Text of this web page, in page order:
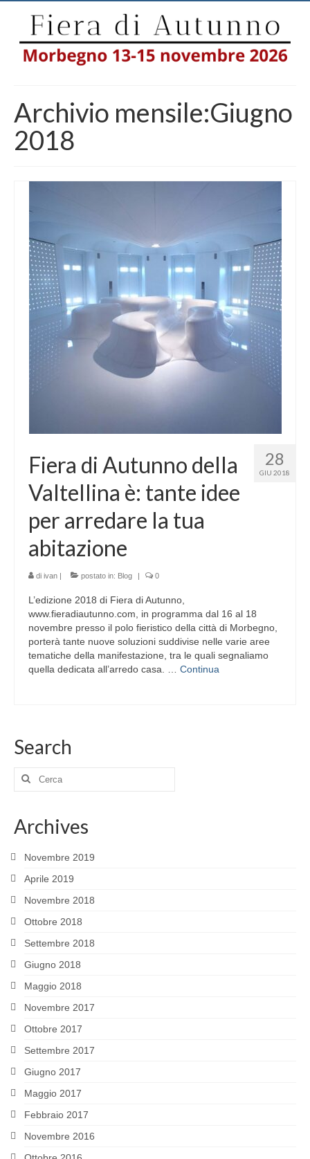
Archivio mensile:Giugno
2018
28
GIU 2018
Fiera di Autunno della
Valtellina è: tante idee
per arredare la tua
abitazione
di ivan | postato in: Blog | 0
L’edizione 2018 di Fiera di Autunno,
www.fieradiautunno.com, in programma dal 16 al 18
novembre presso il polo fieristico della città di Morbegno,
porterà tante nuove soluzioni suddivise nelle varie aree
tematiche della manifestazione, tra le quali segnaliamo
quella dedicata all’arredo casa. … Continua
Search
Cerca:
Archives
Novembre 2019
Aprile 2019
Novembre 2018
Ottobre 2018
Settembre 2018
Giugno 2018
Maggio 2018
Novembre 2017
Ottobre 2017
Settembre 2017
Giugno 2017
Maggio 2017
Febbraio 2017
Novembre 2016